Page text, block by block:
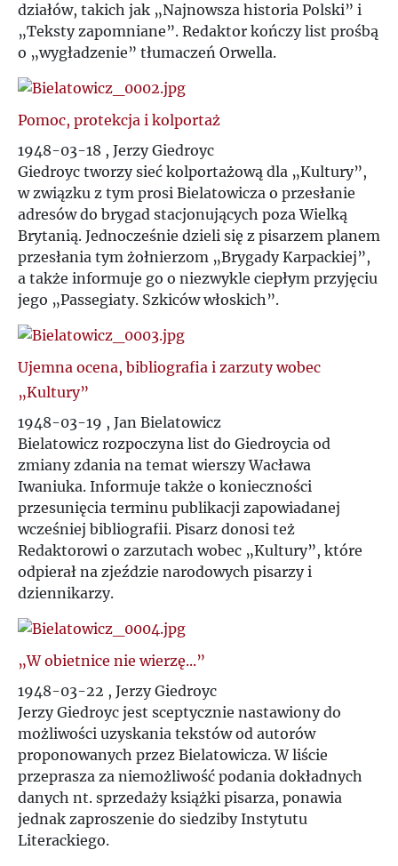
U
Z
Ż
działów, takich jak „Najnowsza historia Polski” i
„Teksty zapomniane”. Redaktor kończy list prośbą
o „wygładzenie” tłumaczeń Orwella.
Pomoc, protekcja i kolportaż
1948-03-18 , Jerzy Giedroyc
Giedroyc tworzy sieć kolportażową dla „Kultury”,
w związku z tym prosi Bielatowicza o przesłanie
adresów do brygad stacjonujących poza Wielką
Brytanią. Jednocześnie dzieli się z pisarzem planem
przesłania tym żołnierzom „Brygady Karpackiej”,
a także informuje go o niezwykle ciepłym przyjęciu
jego „Passegiaty. Szkiców włoskich”.
Ujemna ocena, bibliografia i zarzuty wobec
„Kultury”
1948-03-19 , Jan Bielatowicz
Bielatowicz rozpoczyna list do Giedroycia od
zmiany zdania na temat wierszy Wacława
Iwaniuka. Informuje także o konieczności
przesunięcia terminu publikacji zapowiadanej
wcześniej bibliografii. Pisarz donosi też
Redaktorowi o zarzutach wobec „Kultury”, które
odpierał na zjeździe narodowych pisarzy i
dziennikarzy.
„W obietnice nie wierzę...”
1948-03-22 , Jerzy Giedroyc
Jerzy Giedroyc jest sceptycznie nastawiony do
możliwości uzyskania tekstów od autorów
proponowanych przez Bielatowicza. W liście
przeprasza za niemożliwość podania dokładnych
danych nt. sprzedaży książki pisarza, ponawia
jednak zaproszenie do siedziby Instytutu
Literackiego.